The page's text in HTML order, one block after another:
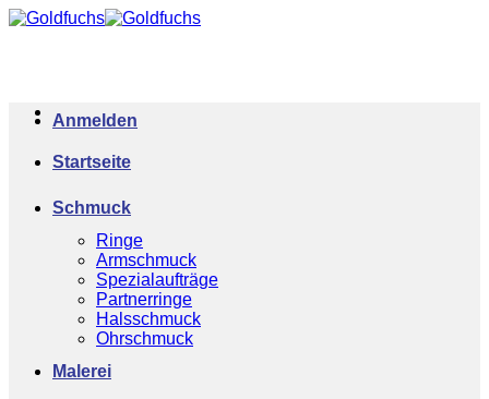
Zum
Anmelden
Startseite
Schmuck
Ringe
Armschmuck
Spezialaufträge
Partnerringe
Halsschmuck
Ohrschmuck
Malerei